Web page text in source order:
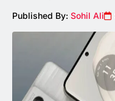
Published By: Sohil Ali